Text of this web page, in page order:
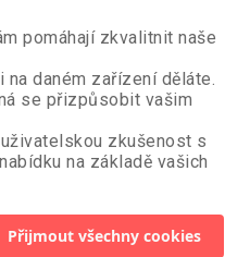
Larry Livermore,
Kate Purdy, Scott
Rowley, Ian
Winwood
alb, a přesto
Autor
pomáhají zkvalitnit naše
daném zařízení děláte.
se přizpůsobit vašim
zkušenost s
na základě vašich
Přijmout všechny cookies